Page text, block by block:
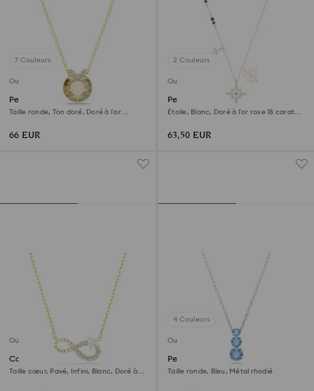
7 Couleurs
Outlet
Pendentif Bella V
Taille ronde, Ton doré, Doré à l’or
66 EUR
2 Couleurs
Outlet
Pendentif Symbolica
Étoile, Blanc, Doré à l’or rose 18 carats
63,50 EUR
Outlet
Collier Hyperbola
Taille cœur, Pavé, Infini, Blanc, Doré à
4 Couleurs
Outlet
Pendentif Stilla Attract
Taille ronde, Bleu, Métal rhodié